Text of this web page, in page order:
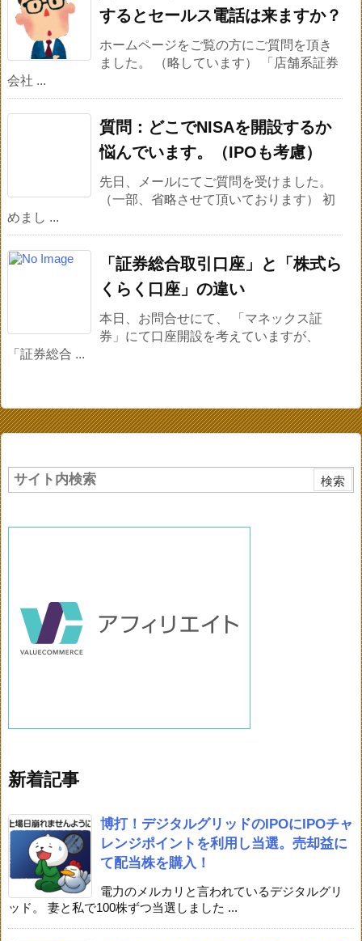
するとセールス電話は来ますか？
ホームページをご覧の方にご質問を頂き
ました。 （略しています） 「店舗系証券
会社 ...
質問：どこでNISAを開設するか
悩んでいます。（IPOも考慮）
先日、メールにてご質問を受けました。
（一部、省略させて頂いております） 初
めまし ...
「証券総合取引口座」と「株式ら
くらく口座」の違い
本日、お問合せにて、 「マネックス証
券」にて口座開設を考えていますが、
「証券総合 ...
新着記事
博打！デジタルグリッドのIPOにIPOチャ
レンジポイントを利用し当選。売却益に
て配当株を購入！
電力のメルカリと言われているデジタルグリ
ッド。 妻と私で100株ずつ当選しました ...